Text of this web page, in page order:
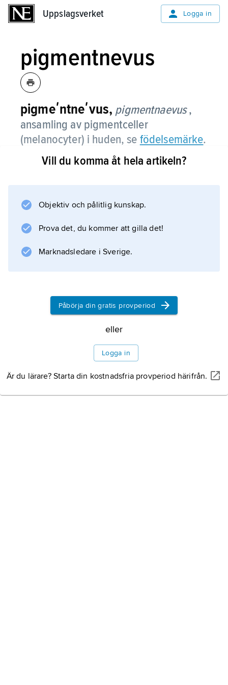
Uppslagsverket Logga in
pigmentnevus
pigmeʹntneʹvus, pigmentnaevus,
ansamling av pigmentceller
(melanocyter) i huden, se födelsemärke.
Information om artikeln
Vill du komma åt hela artikeln?
Objektiv och pålitlig kunskap.
Prova det, du kommer att gilla det!
Marknadsledare i Sverige.
Påbörja din gratis provperiod
eller
Logga in
Är du lärare? Starta din kostnadsfria provperiod härifrån.